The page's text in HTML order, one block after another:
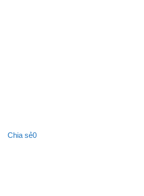
Chia sẻ0